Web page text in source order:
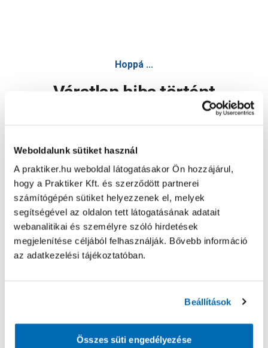
Weboldalunk sütiket használ
A praktiker.hu weboldal látogatásakor Ön hozzájárul,
hogy a Praktiker Kft. és szerződött partnerei
számítógépén sütiket helyezzenek el, melyek
segítségével az oldalon tett látogatásának adatait
webanalitikai és személyre szóló hirdetések
megjelenítése céljából felhasználják. Bővebb információ
az adatkezelési tájékoztatóban.
Beállítások
Összes süti engedélyezése
Hoppá ...
Váratlan hiba történt
Oldal újratöltése